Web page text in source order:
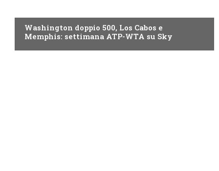
Washington doppio 500, Los Cabos e
Memphis: settimana ATP-WTA su Sky